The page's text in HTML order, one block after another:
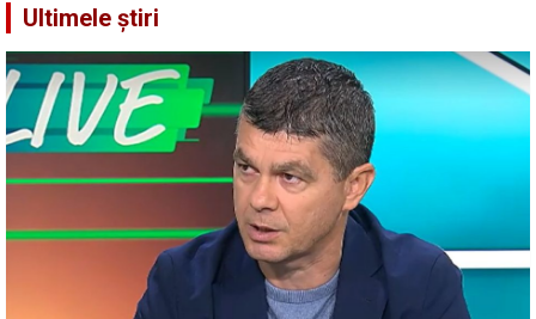
Ultimele știri